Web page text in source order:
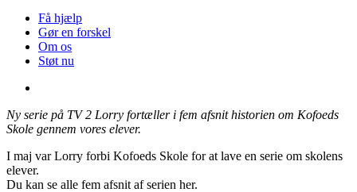
Få hjælp
Gør en forskel
Om os
Støt nu
Ny serie på TV 2 Lorry fortæller i fem afsnit historien om Kofoeds
Skole gennem vores elever.
I maj var Lorry forbi Kofoeds Skole for at lave en serie om skolens
elever.
Du kan se alle fem afsnit af serien her.